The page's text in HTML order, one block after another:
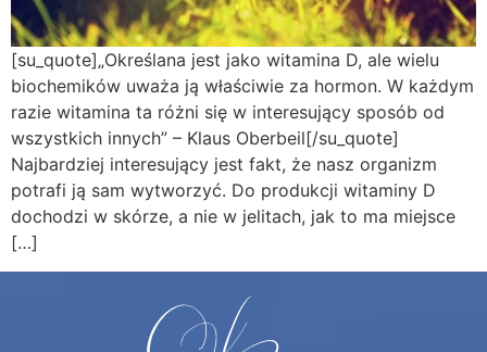
[su_quote]„Określana jest jako witamina D, ale wielu
biochemików uważa ją właściwie za hormon. W każdym
razie witamina ta różni się w interesujący sposób od
wszystkich innych” – Klaus Oberbeil[/su_quote]
Najbardziej interesujący jest fakt, że nasz organizm
potrafi ją sam wytworzyć. Do produkcji witaminy D
dochodzi w skórze, a nie w jelitach, jak to ma miejsce
[…]